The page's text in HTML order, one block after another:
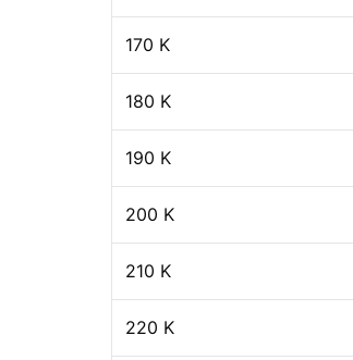
170 K
180 K
190 K
200 K
210 K
220 K